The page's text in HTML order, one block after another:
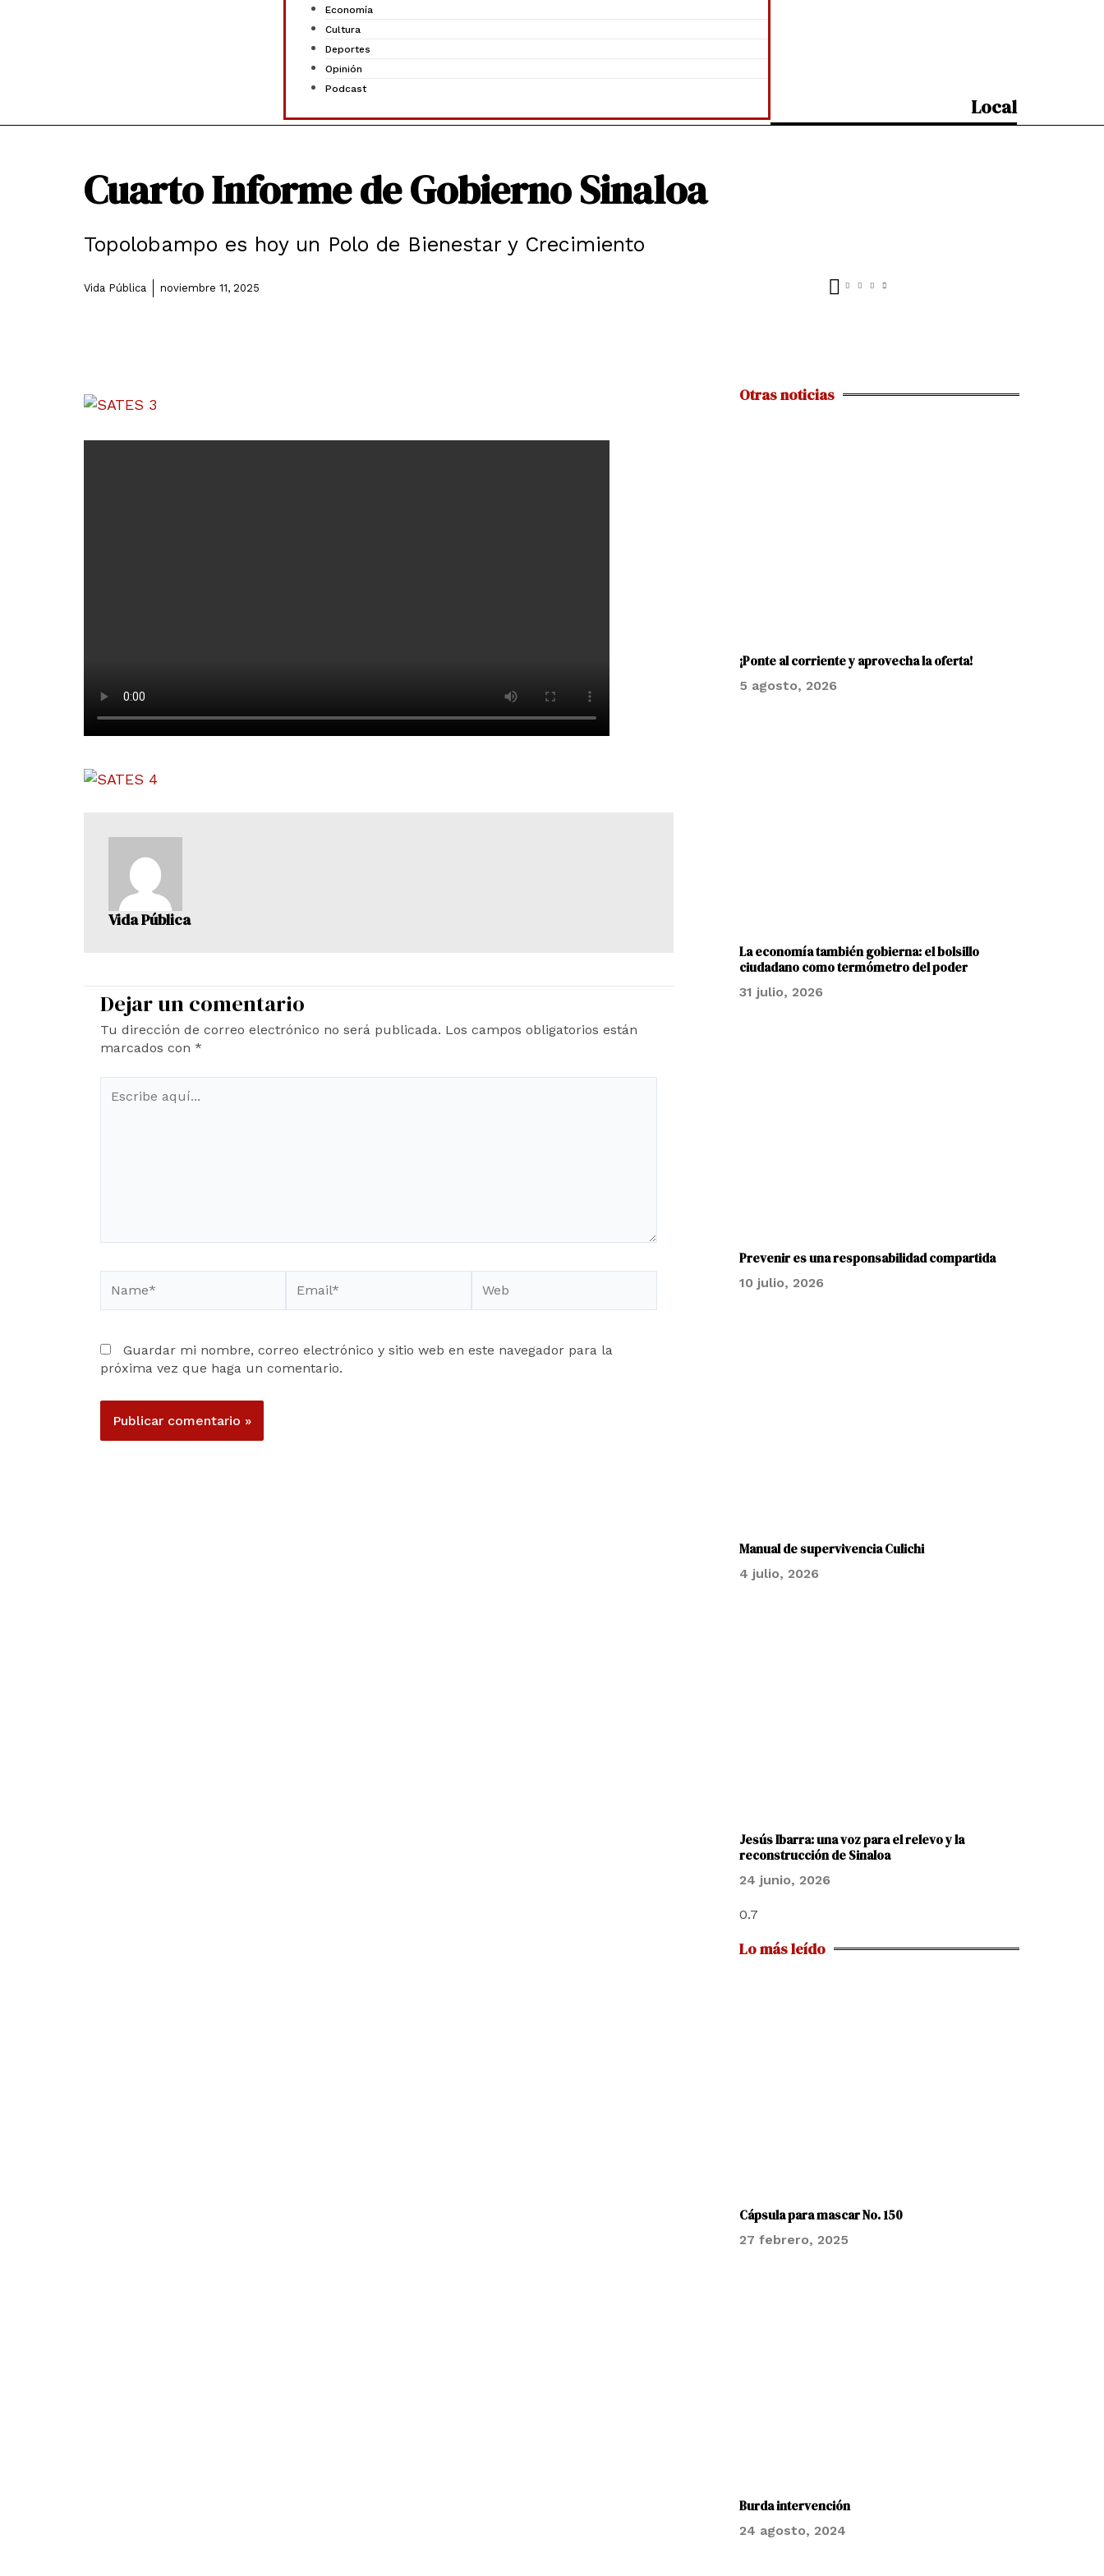
Economía
Cultura
Deportes
Opinión
Podcast
Local
Cuarto Informe de Gobierno Sinaloa
Topolobampo es hoy un Polo de Bienestar y Crecimiento
Vida Pública noviembre 11, 2025
Vida Pública
Dejar un comentario
Tu dirección de correo electrónico no será publicada. Los campos obligatorios están
marcados con *
aquí...
Guardar mi nombre, correo electrónico y sitio web en este navegador para la
próxima vez que haga un comentario.
Otras noticias
¡Ponte al corriente y aprovecha la oferta!
5 agosto, 2026
La economía también gobierna: el bolsillo
ciudadano como termómetro del poder
31 julio, 2026
Prevenir es una responsabilidad compartida
10 julio, 2026
Manual de supervivencia Culichi
4 julio, 2026
Jesús Ibarra: una voz para el relevo y la
reconstrucción de Sinaloa
24 junio, 2026
Lo más leído
Cápsula para mascar No. 150
27 febrero, 2025
Burda intervención
24 agosto, 2024